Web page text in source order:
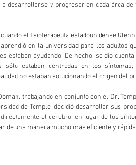
a desarrollarse y progresar en cada área
el fisioterapeuta estadounidense
en la universidad para los adultos
estaban ayudando. De hecho, se dio
sólo estaban centradas en los
no estaban solucionando el origen del
trabajando en conjunto con el Dr.
de Temple, decidió desarrollar sus
el cerebro, en lugar de los
de una manera mucho más eficiente y